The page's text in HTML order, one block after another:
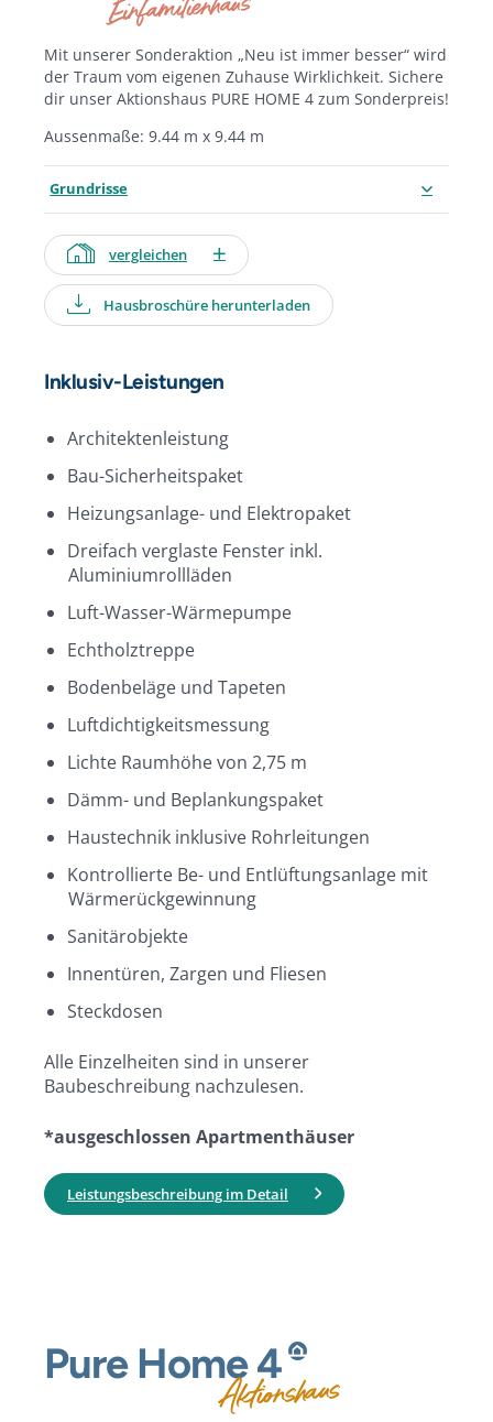
Einfamilienhaus
Mit unserer Sonderaktion „Neu ist immer besser“ wird
der Traum vom eigenen Zuhause Wirklichkeit. Sichere
dir unser Aktionshaus PURE HOME 4 zum Sonderpreis!
Aussenmaße: 9.44 m x 9.44 m
Grundrisse
vergleichen
Hausbroschüre herunterladen
Inklusiv-Leistungen
Architektenleistung
Bau-Sicherheitspaket
Heizungsanlage- und Elektropaket
Dreifach verglaste Fenster inkl.
Aluminiumrollläden
Luft-Wasser-Wärmepumpe
Echtholztreppe
Bodenbeläge und Tapeten
Luftdichtigkeitsmessung
Lichte Raumhöhe von 2,75 m
Dämm- und Beplankungspaket
Haustechnik inklusive Rohrleitungen
Kontrollierte Be- und Entlüftungsanlage mit
Wärmerückgewinnung
Sanitärobjekte
Innentüren, Zargen und Fliesen
Steckdosen
Alle Einzelheiten sind in unserer
Baubeschreibung nachzulesen.
*ausgeschlossen Apartmenthäuser
Leistungsbeschreibung im Detail
Pure Home4
Aktionshaus